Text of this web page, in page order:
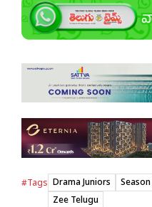
#Tags Drama Juniors Season
Zee Telugu